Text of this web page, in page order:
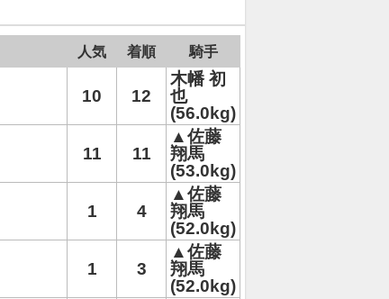
人気 着順 騎手
10 12
木幡 初
也
(56.0kg)
11 11
▲佐藤
翔馬
(53.0kg)
1 4
▲佐藤
翔馬
(52.0kg)
1 3
▲佐藤
翔馬
(52.0kg)